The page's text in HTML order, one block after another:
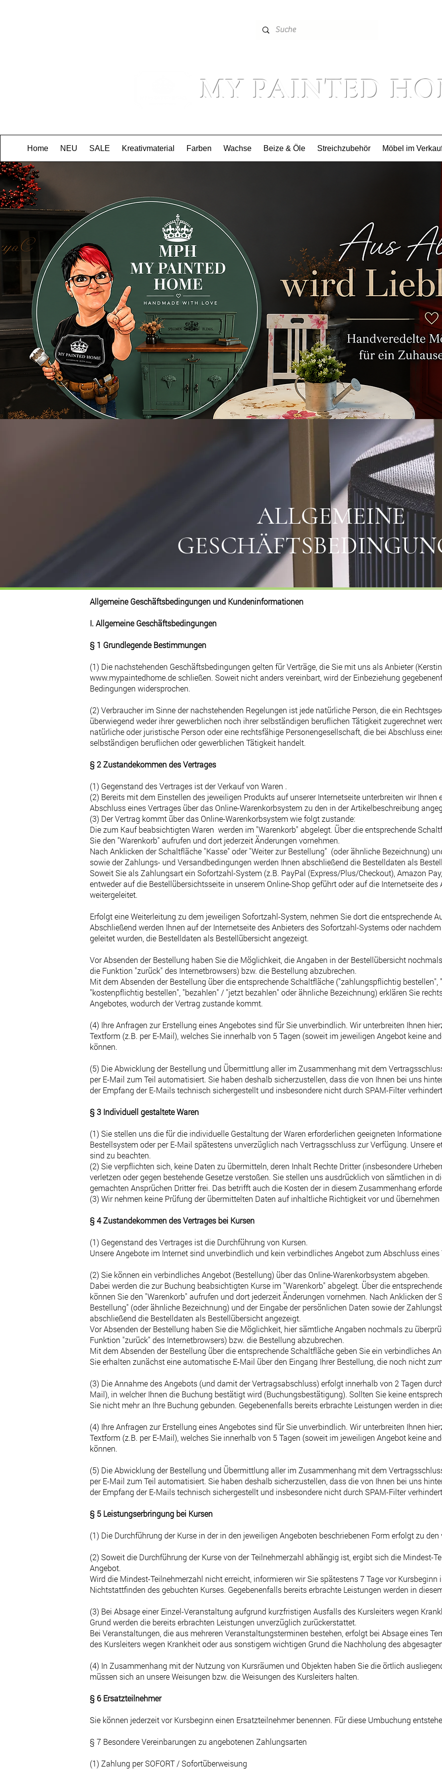
MY PAINTED
Home NEU SALE Kreativmaterial Farben Wachse Beize & Öle Streichzubehör Möbel im
ALLGEMEINE
Allgemeine Geschäftsbedingungen und Kundeninformationen
I. Allgemeine Geschäftsbedingungen
§ 1 Grundlegende Bestimmungen
(1) Die nachstehenden Geschäftsbedingungen gelten für Verträge, die Sie mit uns als Anbieter
www.mypaintedhome.de schließen. Soweit nicht anders vereinbart, wird der Einbeziehung
Bedingungen widersprochen.
(2) Verbraucher im Sinne der nachstehenden Regelungen ist jede natürliche Person, die ein
überwiegend weder ihrer gewerblichen noch ihrer selbständigen beruflichen Tätigkeit zugerechnet
natürliche oder juristische Person oder eine rechtsfähige Personengesellschaft, die bei Abschluss
selbständigen beruflichen oder gewerblichen Tätigkeit handelt.
§ 2 Zustandekommen des Vertrages
(1) Gegenstand des Vertrages ist der Verkauf von Waren .
(2) Bereits mit dem Einstellen des jeweiligen Produkts auf unserer Internetseite unterbreiten wir
Abschluss eines Vertrages über das Online-Warenkorbsystem zu den in der Artikelbeschreibung
(3) Der Vertrag kommt über das Online-Warenkorbsystem wie folgt zustande:
Die zum Kauf beabsichtigten Waren werden im "Warenkorb" abgelegt. Über die entsprechende
Sie den "Warenkorb" aufrufen und dort jederzeit Änderungen vornehmen.
Nach Anklicken der Schaltfläche "Kasse" oder "Weiter zur Bestellung" (oder ähnliche Bezeichnung)
sowie der Zahlungs- und Versandbedingungen werden Ihnen abschließend die Bestelldaten als
Soweit Sie als Zahlungsart ein Sofortzahl-System (z.B. PayPal (Express/Plus/Checkout), Amazon
entweder auf die Bestellübersichtsseite in unserem Online-Shop geführt oder auf die Internetseite
weitergeleitet.
Erfolgt eine Weiterleitung zu dem jeweiligen Sofortzahl-System, nehmen Sie dort die entsprechende
Abschließend werden Ihnen auf der Internetseite des Anbieters des Sofortzahl-Systems oder
geleitet wurden, die Bestelldaten als Bestellübersicht angezeigt.
Vor Absenden der Bestellung haben Sie die Möglichkeit, die Angaben in der Bestellübersicht
die Funktion "zurück" des Internetbrowsers) bzw. die Bestellung abzubrechen.
Mit dem Absenden der Bestellung über die entsprechende Schaltfläche ("zahlungspflichtig bestellen",
"kostenpflichtig bestellen", "bezahlen" / "jetzt bezahlen" oder ähnliche Bezeichnung) erklären Sie
Angebotes, wodurch der Vertrag zustande kommt.
(4) Ihre Anfragen zur Erstellung eines Angebotes sind für Sie unverbindlich. Wir unterbreiten Ihnen
Textform (z.B. per E-Mail), welches Sie innerhalb von 5 Tagen (soweit im jeweiligen Angebot keine
können.
(5) Die Abwicklung der Bestellung und Übermittlung aller im Zusammenhang mit dem
per E-Mail zum Teil automatisiert. Sie haben deshalb sicherzustellen, dass die von Ihnen bei uns
der Empfang der E-Mails technisch sichergestellt und insbesondere nicht durch SPAM-Filter
§ 3 Individuell gestaltete Waren
(1) Sie stellen uns die für die individuelle Gestaltung der Waren erforderlichen geeigneten
Bestellsystem oder per E-Mail spätestens unverzüglich nach Vertragsschluss zur Verfügung. Unsere
sind zu beachten.
(2) Sie verpflichten sich, keine Daten zu übermitteln, deren Inhalt Rechte Dritter (insbesondere
verletzen oder gegen bestehende Gesetze verstoßen. Sie stellen uns ausdrücklich von sämtlichen in
gemachten Ansprüchen Dritter frei. Das betrifft auch die Kosten der in diesem Zusammenhang
(3) Wir nehmen keine Prüfung der übermittelten Daten auf inhaltliche Richtigkeit vor und
§ 4 Zustandekommen des Vertrages bei Kursen
(1) Gegenstand des Vertrages ist die Durchführung von Kursen.
Unsere Angebote im Internet sind unverbindlich und kein verbindliches Angebot zum Abschluss eines
(2) Sie können ein verbindliches Angebot (Bestellung) über das Online-Warenkorbsystem abgeben.
Dabei werden die zur Buchung beabsichtigten Kurse im "Warenkorb" abgelegt. Über die
können Sie den "Warenkorb" aufrufen und dort jederzeit Änderungen vornehmen. Nach Anklicken der
Bestellung" (oder ähnliche Bezeichnung) und der Eingabe der persönlichen Daten sowie der
abschließend die Bestelldaten als Bestellübersicht angezeigt.
Vor Absenden der Bestellung haben Sie die Möglichkeit, hier sämtliche Angaben nochmals zu
Funktion "zurück" des Internetbrowsers) bzw. die Bestellung abzubrechen.
Mit dem Absenden der Bestellung über die entsprechende Schaltfläche geben Sie ein verbindliches
Sie erhalten zunächst eine automatische E-Mail über den Eingang Ihrer Bestellung, die noch nicht
(3) Die Annahme des Angebots (und damit der Vertragsabschluss) erfolgt innerhalb von 2 Tagen
Mail), in welcher Ihnen die Buchung bestätigt wird (Buchungsbestätigung). Sollten Sie keine
Sie nicht mehr an Ihre Buchung gebunden. Gegebenenfalls bereits erbrachte Leistungen werden in
(4) Ihre Anfragen zur Erstellung eines Angebotes sind für Sie unverbindlich. Wir unterbreiten Ihnen
Textform (z.B. per E-Mail), welches Sie innerhalb von 5 Tagen (soweit im jeweiligen Angebot keine
können.
(5) Die Abwicklung der Bestellung und Übermittlung aller im Zusammenhang mit dem
per E-Mail zum Teil automatisiert. Sie haben deshalb sicherzustellen, dass die von Ihnen bei uns
der Empfang der E-Mails technisch sichergestellt und insbesondere nicht durch SPAM-Filter
§ 5 Leistungserbringung bei Kursen
(1) Die Durchführung der Kurse in der in den jeweiligen Angeboten beschriebenen Form erfolgt zu den
(2) Soweit die Durchführung der Kurse von der Teilnehmerzahl abhängig ist, ergibt sich die Mindest-
Angebot.
Wird die Mindest-Teilnehmerzahl nicht erreicht, informieren wir Sie spätestens 7 Tage vor Kursbeginn
Nichtstattfinden des gebuchten Kurses. Gegebenenfalls bereits erbrachte Leistungen werden in
(3) Bei Absage einer Einzel-Veranstaltung aufgrund kurzfristigen Ausfalls des Kursleiters wegen
Grund werden die bereits erbrachten Leistungen unverzüglich zurückerstattet.
Bei Veranstaltungen, die aus mehreren Veranstaltungsterminen bestehen, erfolgt bei Absage eines
des Kursleiters wegen Krankheit oder aus sonstigem wichtigen Grund die Nachholung des
(4) In Zusammenhang mit der Nutzung von Kursräumen und Objekten haben Sie die örtlich
müssen sich an unsere Weisungen bzw. die Weisungen des Kursleiters halten.
§ 6 Ersatzteilnehmer
Sie können jederzeit vor Kursbeginn einen Ersatzteilnehmer benennen. Für diese Umbuchung
§ 7 Besondere Vereinbarungen zu angebotenen Zahlungsarten
(1) Zahlung per SOFORT / Sofortüberweisung